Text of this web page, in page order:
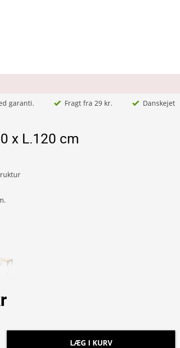
garanti. Fragt fra 29 kr. Danskejet
x L.120 cm
LÆG I KURV